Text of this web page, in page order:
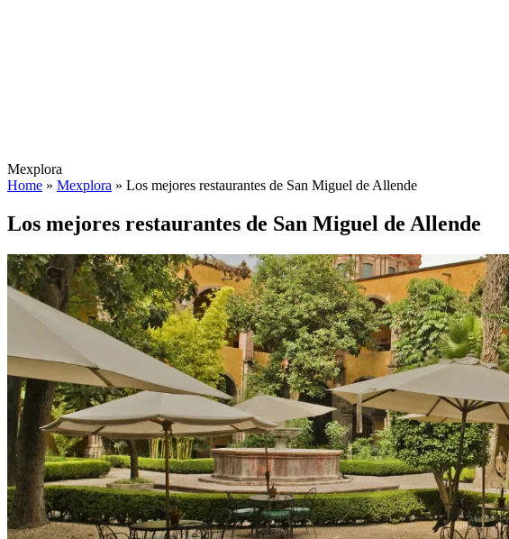
Mexplora
Home » Mexplora » Los mejores restaurantes de San Miguel de Allende
Los mejores restaurantes de San Miguel de Allende